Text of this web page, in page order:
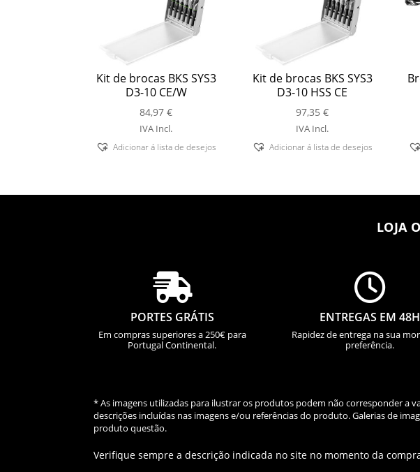
Kit de brocas BKS SYS3
D3-10 CE/W
84,97€
IVA Incl.
Adicionar á lista de desejos
Kit de brocas BKS SYS3
D3-10 HSS CE
97,35€
IVA Incl.
Adicionar á lista de desejos
LOJA

PORTES GRÁTIS
Em compras superiores a 250€ para
Portugal Continental.

ENTREGAS EM 48H
Rapidez de entrega na sua
preferência.
* As imagens utilizadas para ilustrar os produtos podem não corresponder a
descrições incluídas nas imagens e/ou referências do produto. Galerias de
produto questão.
Verifique sempre a descrição indicada no site no momento da